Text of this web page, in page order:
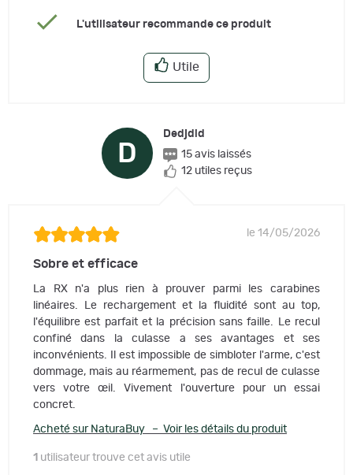
L'utilisateur recommande ce produit
Utile
D
Dedjdid
15 avis laissés
12 utiles reçus
le 14/05/2026
Sobre et efficace
La RX n'a plus rien à prouver parmi les carabines
linéaires. Le rechargement et la fluidité sont au top,
l'équilibre est parfait et la précision sans faille. Le recul
confiné dans la culasse a ses avantages et ses
inconvénients. Il est impossible de simbloter l'arme, c'est
dommage, mais au réarmement, pas de recul de culasse
vers votre œil. Vivement l'ouverture pour un essai
concret.
Acheté sur NaturaBuy – Voir les détails du produit
1 utilisateur trouve cet avis utile